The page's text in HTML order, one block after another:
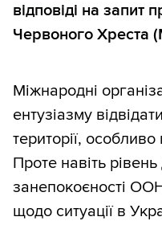
відповіді на запит
Червоного Хреста
Міжнародні
ентузіазму
території, особливо
Проте навіть
занепокоєності
щодо ситуації в